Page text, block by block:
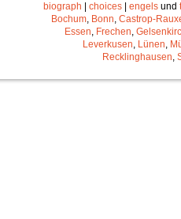
biograph
choices engels und
Bochum, Bonn, Castrop-
Essen, Frechen,
Leverkusen, Lünen,
Recklinghausen,